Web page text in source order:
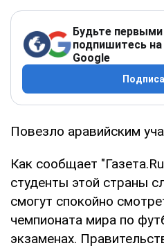
Будьте первыми
подпишитесь на
Google
Повезло аравийским
Как сообщает
студенты этой страны
смогут спокойно
чемпионата мира по
экзаменах.